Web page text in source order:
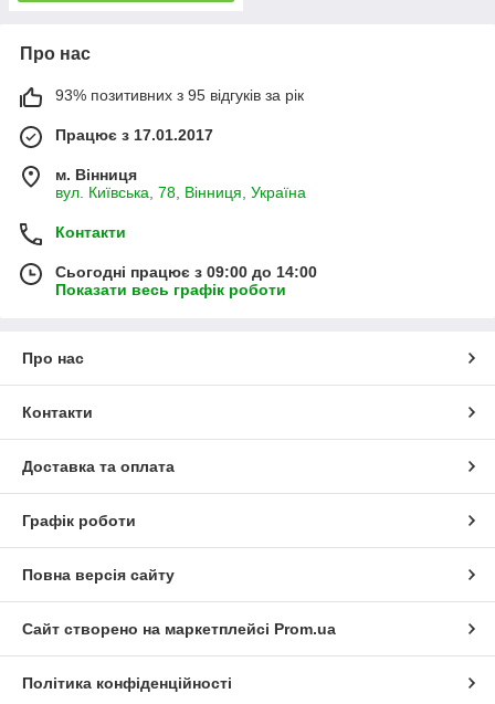
Про нас
93% позитивних з 95 відгуків за рік
Працює з 17.01.2017
м. Вінниця
вул. Київська, 78, Вінниця, Україна
Контакти
Сьогодні працює з 09:00 до 14:00
Показати весь графік роботи
Про нас
Контакти
Доставка та оплата
Графік роботи
Повна версія сайту
Сайт створено на маркетплейсі Prom.ua
Політика конфіденційності